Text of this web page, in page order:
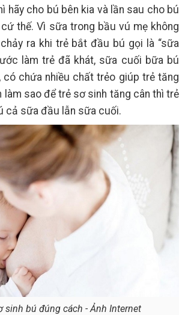
hãy cho bú bên kia và lần sau cho bú
thế. Vì sữa trong bầu vú mẹ không
ra khi trẻ bắt đầu bú gọi là “sữa
làm trẻ đã khát, sữa cuối bữa bú
có chứa nhiều chất trẻo giúp trẻ tăng
làm sao để trẻ sơ sinh tăng cân thì trẻ
cả sữa đầu lẫn sữa cuối.
sinh bú đúng cách - Ảnh Internet